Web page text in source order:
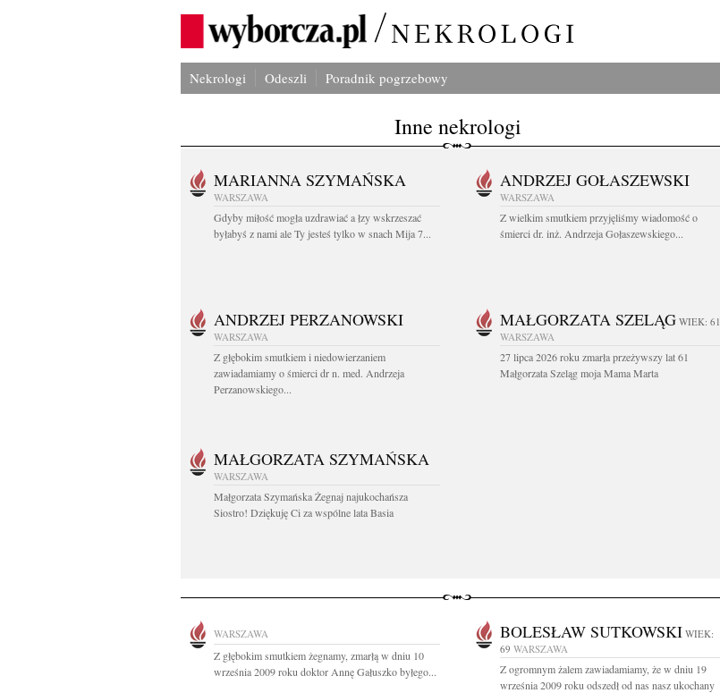
Nekrologi Odeszli Poradnik pogrzebowy
Inne nekrologi
MARIANNA SZYMAŃSKA
WARSZAWA
Gdyby miłość mogła uzdrawiać a łzy wskrzeszać
byłabyś z nami ale Ty jesteś tylko w snach Mija 7...
ANDRZEJ GOŁASZEWSKI
WARSZAWA
Z wielkim smutkiem przyjęliśmy wiadomość o
śmierci dr. inż. Andrzeja Gołaszewskiego...
ANDRZEJ PERZANOWSKI
WARSZAWA
Z głębokim smutkiem i niedowierzaniem
zawiadamiamy o śmierci dr n. med. Andrzeja
Perzanowskiego...
MAŁGORZATA SZELĄG WIEK: 61
WARSZAWA
27 lipca 2026 roku zmarła przeżywszy lat 61
Małgorzata Szeląg moja Mama Marta
MAŁGORZATA SZYMAŃSKA
WARSZAWA
Małgorzata Szymańska Żegnaj najukochańsza
Siostro! Dziękuję Ci za wspólne lata Basia
WARSZAWA
Z głębokim smutkiem żegnamy, zmarłą w dniu 10
września 2009 roku doktor Annę Gałuszko byłego...
BOLESŁAW SUTKOWSKI WIEK:
69 WARSZAWA
Z ogromnym żalem zawiadamiamy, że w dniu 19
września 2009 roku odszedł od nas nasz ukochany